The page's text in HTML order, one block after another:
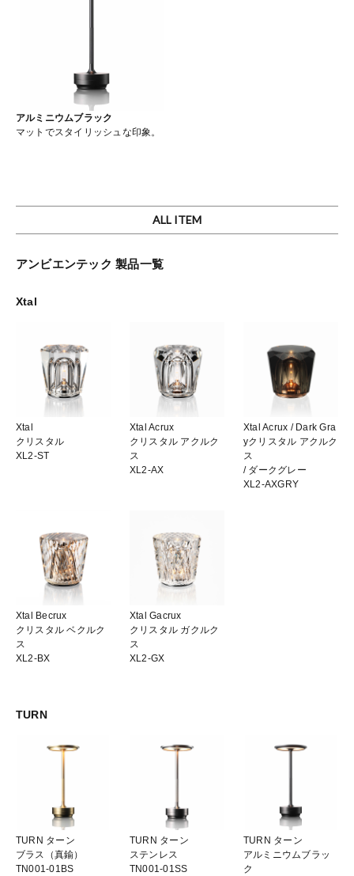
アルミニウムブラック
マットでスタイリッシュな印象。
ALL ITEM
アンビエンテック 製品一覧
Xtal
Xtal
クリスタル
XL2-ST
Xtal Acrux
クリスタル アクルク
ス
XL2-AX
Xtal Acrux / Dark Gra
yクリスタル アクルク
ス
/ ダークグレー
XL2-AXGRY
Xtal Becrux
クリスタル ベクルク
ス
XL2-BX
Xtal Gacrux
クリスタル ガクルク
ス
XL2-GX
TURN
TURN ターン
ブラス（真鍮）
TN001-01BS
TURN ターン
ステンレス
TN001-01SS
TURN ターン
アルミニウムブラッ
ク